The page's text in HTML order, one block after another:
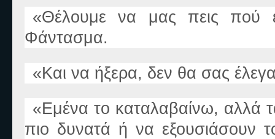
«Θέλουμε να μας πεις πού
Φάντασμα.
«Και να ήξερα, δεν θα σας
«Εμένα το καταλαβαίνω, αλλά
πιο δυνατά ή να εξουσιάσουν